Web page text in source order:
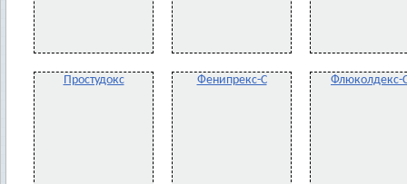
Простудокс Фенипрекс-С Флюколдекс-